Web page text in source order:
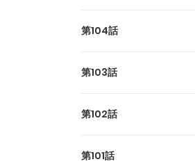
第104話
第103話
第102話
第101話